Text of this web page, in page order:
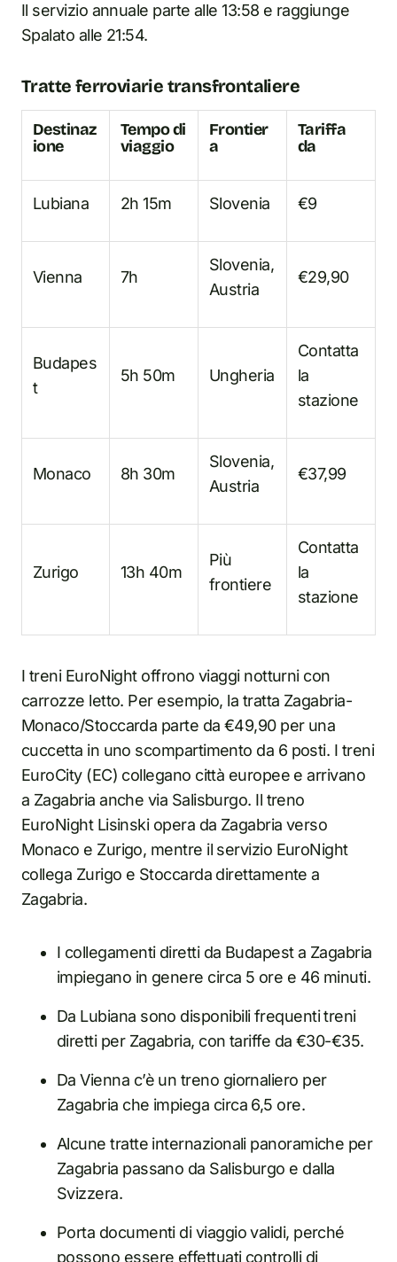
Il servizio annuale parte alle 13:58 e raggiunge
Spalato alle 21:54.
Tratte ferroviarie transfrontaliere
Destinaz
ione
Tempo di
viaggio
Frontier
a
Tariffa
da
Lubiana 2h 15m Slovenia €9
Vienna 7h
Slovenia,
Austria
€29,90
Budapes
t
5h 50m Ungheria
Contatta
la
stazione
Monaco 8h 30m
Slovenia,
Austria
€37,99
Zurigo 13h 40m
Più
frontiere
Contatta
la
stazione
I treni EuroNight offrono viaggi notturni con
carrozze letto. Per esempio, la tratta Zagabria-
Monaco/Stoccarda parte da €49,90 per una
cuccetta in uno scompartimento da 6 posti. I treni
EuroCity (EC) collegano città europee e arrivano
a Zagabria anche via Salisburgo. Il treno
EuroNight Lisinski opera da Zagabria verso
Monaco e Zurigo, mentre il servizio EuroNight
collega Zurigo e Stoccarda direttamente a
Zagabria.
I collegamenti diretti da Budapest a Zagabria
impiegano in genere circa 5 ore e 46 minuti.
Da Lubiana sono disponibili frequenti treni
diretti per Zagabria, con tariffe da €30-€35.
Da Vienna c’è un treno giornaliero per
Zagabria che impiega circa 6,5 ore.
Alcune tratte internazionali panoramiche per
Zagabria passano da Salisburgo e dalla
Svizzera.
Porta documenti di viaggio validi, perché
possono essere effettuati controlli di